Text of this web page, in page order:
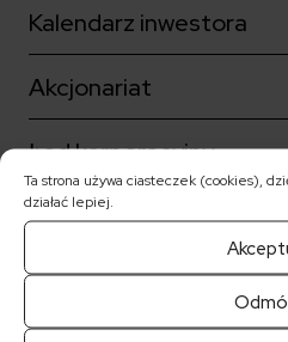
Ta strona używa ciasteczek (cookies),
działać lepiej.
Kalendarz inwestora
Akcjonariat
Ład korporacyjny
Notowania akcji
Raporty bieżące